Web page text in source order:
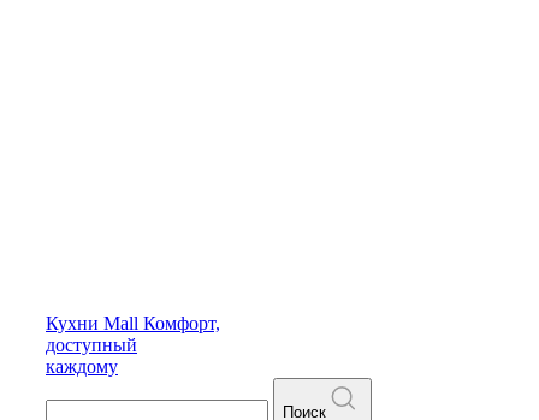
Кухни Mall Комфорт,
доступный
каждому
Поиск